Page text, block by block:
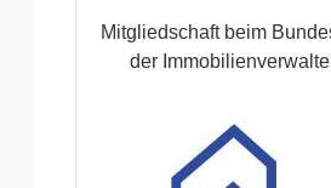
Mitgliedschaft beim
der